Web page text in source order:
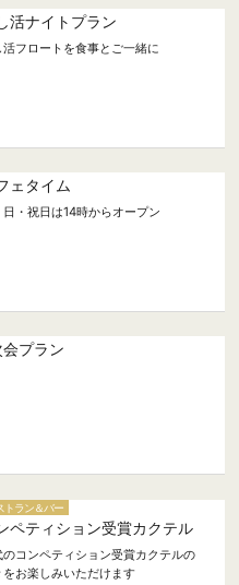
活ナイトプラン
活フロートを食事とご一緒に
ェタイム
日・祝日は14時からオープン
会プラン
トラン＆バー
ペティション受賞カクテル
のコンペティション受賞カクテルの
をお楽しみいただけます